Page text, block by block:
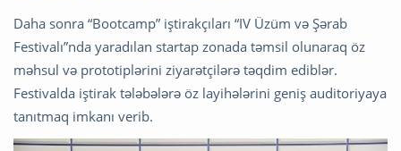
Daha sonra “Bootcamp” iştirakçıları “IV Üzüm və Şərab
Festivalı”nda yaradılan startap zonada təmsil olunaraq öz
məhsul və prototiplərini ziyarətçilərə təqdim ediblər.
Festivalda iştirak tələbələrə öz layihələrini geniş auditoriyaya
tanıtmaq imkanı verib.